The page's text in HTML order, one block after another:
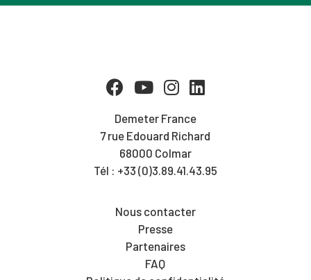
Demeter France
7 rue Edouard Richard
68000 Colmar
Tél : +33 (0)3.89.41.43.95
Nous contacter
Presse
Partenaires
FAQ